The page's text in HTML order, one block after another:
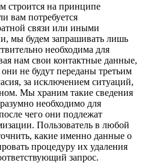
строится на принципе
вам потребуется
связи или иными
мы будем запрашивать лишь
необходима для
нам свои контактные данные,
не будут переданы третьим
за исключением ситуаций,
Мы храним такие сведения
необходимо для
чего они подлежат
Пользователь в любой
какие именно данные о
процедуру их удаления
запрос.